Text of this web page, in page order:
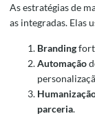
As estratégias de
as integradas. Elas
Branding
Automação
parceria.